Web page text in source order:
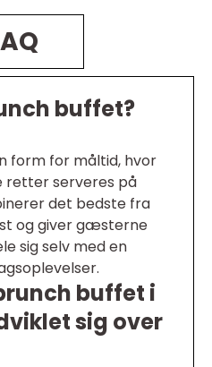
buffet?
form for måltid, hvor
serveres på
det bedste fra
og giver gæsterne
sig selv med en
buffet i
sig over